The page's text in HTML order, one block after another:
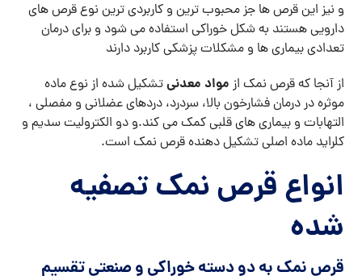
و نیز این قرص ها جز محبوب ترین و کاربردی ترین نوع قرص های
دارویی هستند به شکل خوراکی استفاده می شود و برای درمان
تعدادی بیماری ها و مشکلات پزشکی کاربرد دارند
از آنجا که قرص نمک از مواد معدنیتشکیل شده از نوع ماده
موثره در درمان فشارخون بالا، سردرد، دردهای عضلانی و مفصلی ،
التهابات و بیماری های قلبی کمک می کند.و دو الکترولیت سدیم و
کلراید ماده اصلی تشکیل دهنده قرص نمک است.
انواع قرص نمک تصفیه
شده
قرص نمک به دو دسته خوراکی و صنعتی تقسیم